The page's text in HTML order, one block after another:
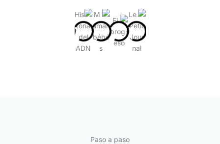
Paso a paso